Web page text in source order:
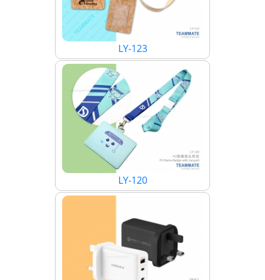
LY-123
LY-120